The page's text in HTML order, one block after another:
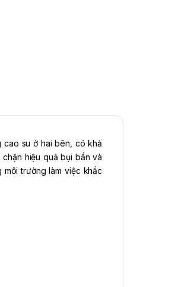
cao su ở hai bên, có khả
hiệu quả bụi bẩn và
trường làm việc khắc